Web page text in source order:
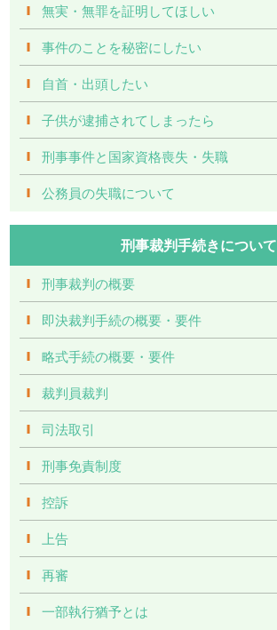
無実・無罪を証明してほしい
事件のことを秘密にしたい
自首・出頭したい
子供が逮捕されてしまったら
刑事事件と国家資格喪失・失職
公務員の失職について
刑事裁判手続きについて
刑事裁判の概要
即決裁判手続の概要・要件
略式手続の概要・要件
裁判員裁判
司法取引
刑事免責制度
控訴
上告
再審
一部執行猶予とは